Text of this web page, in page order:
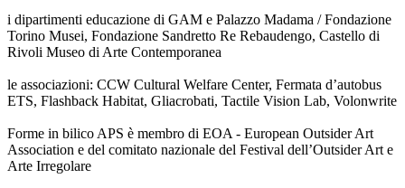
i dipartimenti educazione di GAM e Palazzo Madama / Fondazione
Torino Musei, Fondazione Sandretto Re Rebaudengo, Castello di
Rivoli Museo di Arte Contemporanea
le associazioni: CCW Cultural Welfare Center, Fermata d’autobus
ETS, Flashback Habitat, Gliacrobati, Tactile Vision Lab, Volonwrite
Forme in bilico APS è membro di EOA - European Outsider Art
Association e del comitato nazionale del Festival dell’Outsider Art e
Arte Irregolare